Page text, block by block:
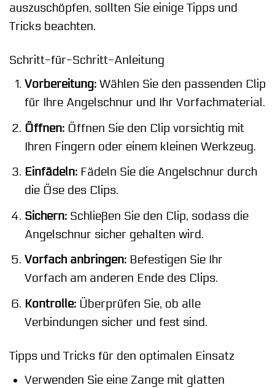
auszuschöpfen, sollten Sie einige Tipps und
Tricks beachten.
Schritt-für-Schritt-Anleitung
Vorbereitung:Wählen Sie den passenden Clip
für Ihre Angelschnur und Ihr Vorfachmaterial.
Öffnen:Öffnen Sie den Clip vorsichtig mit
Ihren Fingern oder einem kleinen Werkzeug.
Einfädeln:Fädeln Sie die Angelschnur durch
die Öse des Clips.
Sichern:Schließen Sie den Clip, sodass die
Angelschnur sicher gehalten wird.
Vorfach anbringen:Befestigen Sie Ihr
Vorfach am anderen Ende des Clips.
Kontrolle:Überprüfen Sie, ob alle
Verbindungen sicher und fest sind.
Tipps und Tricks für den optimalen Einsatz
Verwenden Sie eine Zange mit glatten